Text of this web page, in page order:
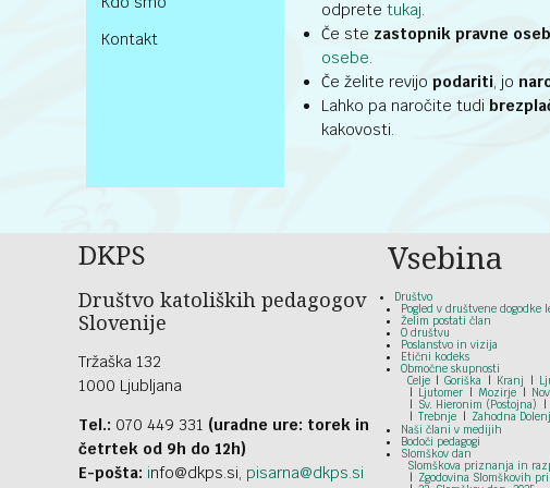
Kontakt
odprete tukaj.
Če ste zastopnik pravne
osebe.
Če želite revijo podariti, jo
Lahko pa naročite tudi
kakovosti.
DKPS
Društvo katoliških pedagogov
Slovenije
Tržaška 132
1000 Ljubljana
Tel.: 070 449 331 (uradne ure: torek in
četrtek od 9h do 12h)
E-pošta: info@dkps.si, pisarna@dkps.si
Vsebina
Društvo
Pogled v društvene dogodke
Želim postati član
O društvu
Poslanstvo in vizija
Etični kodeks
Območne skupnosti
Celje
Goriška Kranj
Ljutomer
Mozirje
Sv. Hieronim (Postojna)
Trebnje
Zahodna
Naši člani v medijih
Bodoči pedagogi
Slomškov dan
Slomškova priznanja in
Zgodovina Slomškovih